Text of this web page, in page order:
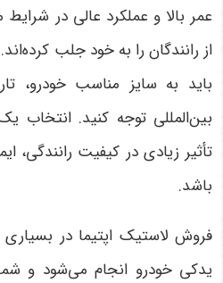
عمر بالا و عملکرد عالی در
از رانندگان را به خود جلب
باید به سایز مناسب خودرو،
بین‌المللی توجه کنید. انتخاب
تأثیر زیادی در کیفیت
باشد.
فروش لاستیک اپتیما در بسیاری
یدکی خودرو انجام می‌شود و